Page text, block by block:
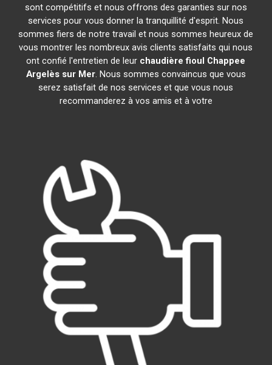
sont compétitifs et nous offrons des garanties sur nos
services pour vous donner la tranquillité d'esprit. Nous
sommes fiers de notre travail et nous sommes heureux de
vous montrer les nombreux avis clients satisfaits qui nous
ont confié l'entretien de leur chaudière fioul Chappee
Argelès sur Mer. Nous sommes convaincus que vous
serez satisfait de nos services et que vous nous
recommanderez à vos amis et à votre